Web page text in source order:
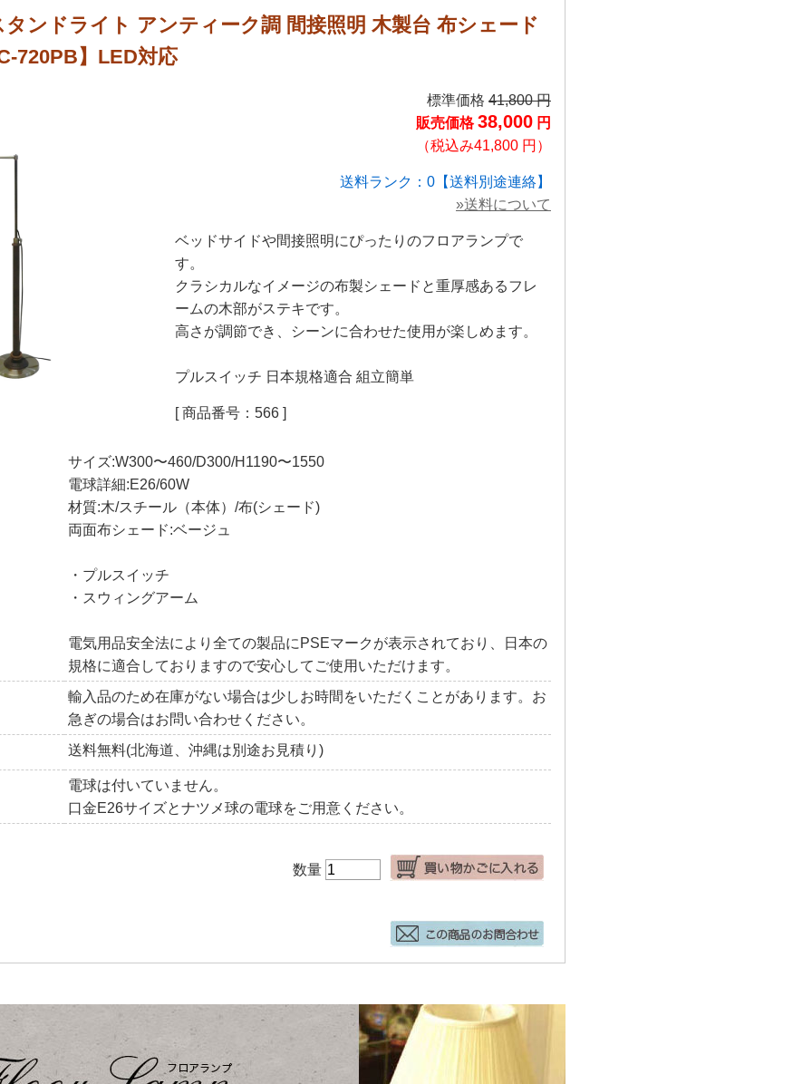
ンドライト アンティーク調 間接照明 木製台 布シェード
720PB】LED対応
標準価格 41,800 円
販売価格38,000円
（税込み41,800 円）
送料ランク：0【送料別途連絡】
»送料について
ベッドサイドや間接照明にぴったりのフロアランプで
す。
クラシカルなイメージの布製シェードと重厚感あるフレ
ームの木部がステキです。
高さが調節でき、シーンに合わせた使用が楽しめます。
プルスイッチ 日本規格適合 組立簡単
[ 商品番号：566 ]
サイズ:W300〜460/D300/H1190〜1550
電球詳細:E26/60W
材質:木/スチール（本体）/布(シェード)
両面布シェード:ベージュ
・プルスイッチ
・スウィングアーム
電気用品安全法により全ての製品にPSEマークが表示されており、日本の
規格に適合しておりますので安心してご使用いただけます。
輸入品のため在庫がない場合は少しお時間をいただくことがあります。お
急ぎの場合はお問い合わせください。
送料無料(北海道、沖縄は別途お見積り)
電球は付いていません。
口金E26サイズとナツメ球の電球をご用意ください。
数量